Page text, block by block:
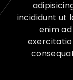
incididunt ut
enim